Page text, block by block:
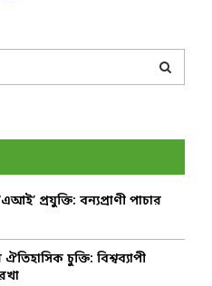
E
A
প্রযুক্তি: বন্যপ্রাণী পাচার
চুক্তি: বিশ্বব্যাপী